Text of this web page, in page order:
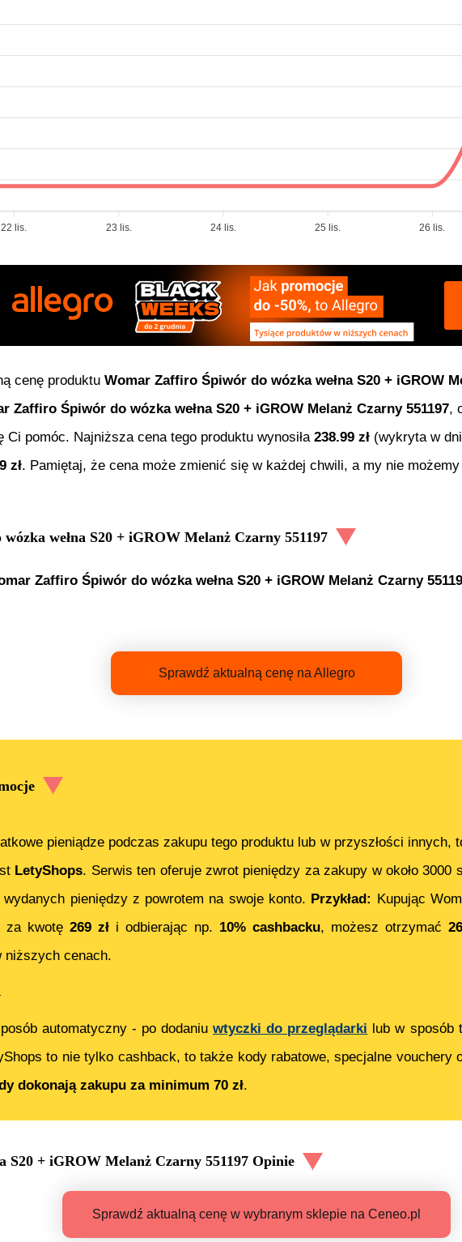
22 lis. 23 lis. 24 lis. 25 lis. 26 lis.
cenę produktu Womar Zaffiro Śpiwór do wózka wełna S20 + iGROW
Zaffiro Śpiwór do wózka wełna S20 + iGROW Melanż Czarny 551197,
pomóc. Najniższa cena tego produktu wynosiła 238.99 zł (wykryta w
zł. Pamiętaj, że cena może zmienić się w każdej chwili, a my nie
wełna S20 + iGROW Melanż Czarny 551197
Zaffiro Śpiwór do wózka wełna S20 + iGROW Melanż Czarny
Sprawdź aktualną cenę na Allegro
pieniądze podczas zakupu tego produktu lub w przyszłości innych,
LetyShops. Serwis ten oferuje zwrot pieniędzy za zakupy w około
pieniędzy z powrotem na swoje konto. Przykład: Kupując
za kwotę 269 zł i odbierając np. 10% cashbacku, możesz otrzymać
niższych cenach.
.
automatyczny - po dodaniu wtyczki do przeglądarki lub w sposób
to nie tylko cashback, to także kody rabatowe, specjalne vouchery
dokonają zakupu za minimum 70 zł.
S20 + iGROW Melanż Czarny 551197 Opinie
Sprawdź aktualną cenę w wybranym sklepie na Ceneo.pl